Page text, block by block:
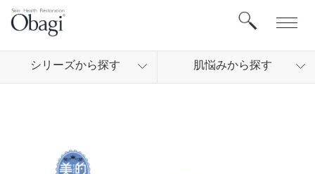
シリ ーズから探す 肌悩みから探す